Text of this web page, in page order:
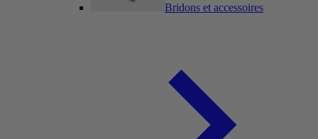
Bridons et accessoires